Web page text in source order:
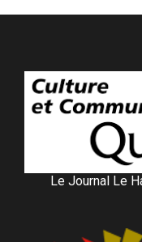
Le Journal Le